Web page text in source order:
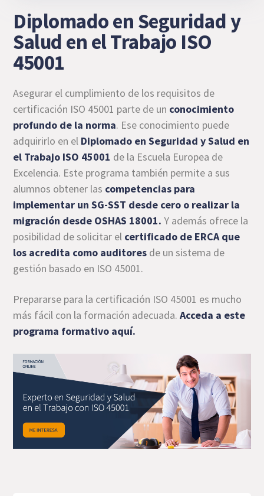
Diplomado en Seguridad y
Salud en el Trabajo ISO
45001
Asegurar el cumplimiento de los requisitos de
certificación ISO 45001 parte de un conocimiento
profundo de la norma. Ese conocimiento puede
adquirirlo en el Diplomado en Seguridad y Salud en
el Trabajo ISO 45001 de la Escuela Europea de
Excelencia. Este programa también permite a sus
alumnos obtener las competencias para
implementar un SG-SST desde cero o realizar la
migración desde OSHAS 18001. Y además ofrece la
posibilidad de solicitar el certificado de ERCA que
los acredita como auditores de un sistema de
gestión basado en ISO 45001.
Prepararse para la certificación ISO 45001 es mucho
más fácil con la formación adecuada. Acceda a este
programa formativo aquí.